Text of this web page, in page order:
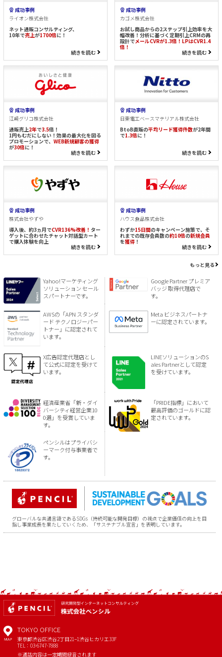
成功事例
ライオン株式会社
ネット通販コンサルティング、
10年で売上が1700倍に！
続きを読む
成功事例
カゴメ株式会社
お試し商品からの2ステップ引上効率を大
幅改善！分析に基づく定期引上CRMの再
設計でメールCVRが1.3倍！LPはCVR1.4
倍！
続きを読む
成功事例
江崎グリコ株式会社
通販売上2年で3.5倍！
1円もむだにしない！効果の最大化を図る
プロモーションで、WEB新規顧客の獲得
が30倍に！
続きを読む
成功事例
日東電工ベースマテリアル株式会社
BtoB直販の平均リード獲得件数が2年間
で1.3倍に！
続きを読む
成功事例
株式会社やずや
導入後、約3ヵ月でCVR136%改善！ ター
ゲットに合わせたチャット対話型カート
で購入体験を向上
続きを読む
成功事例
ハウス食品株式会社
わずか15日間のキャンペーン施策で、そ
れまでの既存会員数の約10倍の新規会員
を獲得！
続きを読む
もっと見る
Yahoo!マーケティング
ソリューション セール
スパートナーです。
Google Partner プレミア
バッジ 取得代理店で
す。
AWSの「APN スタンダ
ード テクノロジーパー
トナー」に認定されて
います。
Meta ビジネスパートナ
ーに認定されています。
X広告認定代理店とし
て公式に認定を受けて
います。
LINEソリューションのS
ales Partnerとして認定
を受けています。
経済産業省「新・ダイ
バーシティ経営企業10
0選」を受賞していま
す。
「PRIDE指標」において
最高評価のゴールドに認
定されています。
ペンシルはプライバシ
ーマーク付与事業者で
す。
グローバルな共通言語であるSDGs（持続可能な開発目標）の視点で企業価値の向上を目
指し事業成長を果たしていくため、「サステナブル宣言」を表明しています。
MAP
TOKYO OFFICE
東京都渋谷区渋谷2丁目21−1渋谷ヒカリエ33F
TEL：03-6747-7888
※通話内容は一定期間録音されます